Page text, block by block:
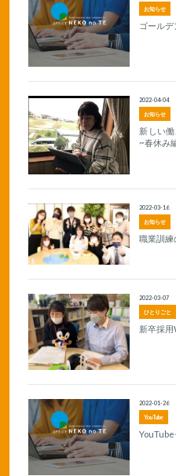
お知らせ
ゴール
お知らせ
2022-04-04
新しい
~春休み
お知らせ
2022-03-16
職業訓練
ひとりごと
2022-03-07
新卒採用
YouTube
2022-01-26